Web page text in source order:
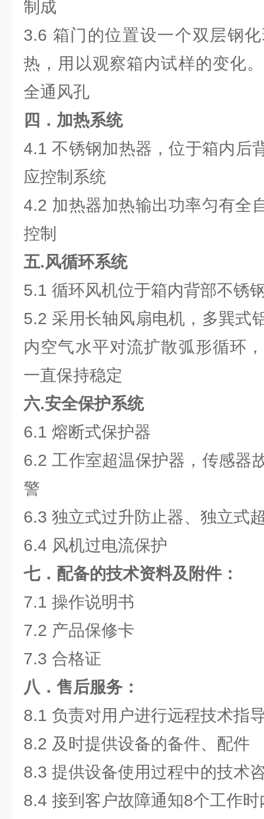
制成
3.6 箱门的位置设一个双层钢
热，用以观察箱内试样的变化
全通风孔
四．加热系统
4.1 不锈钢加热器，位于箱内后
应控制系统
4.2 加热器加热输出功率匀有全
控制
五.风循环系统
5.1 循环风机位于箱内背部不锈
5.2 采用长轴风扇电机，多巽式
内空气水平对流扩散弧形循环
一直保持稳定
六.安全保护系统
6.1 熔断式保护器
6.2 工作室超温保护器，传感器
警
6.3 独立式过升防止器、独立式
6.4 风机过电流保护
七．配备的技术资料及附件：
7.1 操作说明书
7.2 产品保修卡
7.3 合格证
八．售后服务：
8.1 负责对用户进行远程技术指
8.2 及时提供设备的备件、配件
8.3 提供设备使用过程中的技术
8.4 接到客户故障通知8个工作